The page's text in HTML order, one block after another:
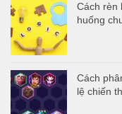
Cách rèn
huống
Cách
lệ chiến